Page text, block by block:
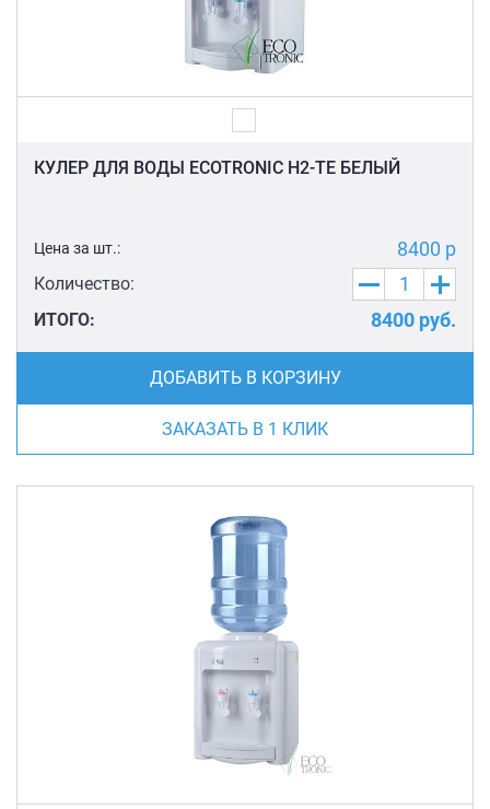
КУЛЕР ДЛЯ ВОДЫ ECOTRONIC H2-TE БЕЛЫЙ
Цена за шт.: 8400 р
Количество:
ИТОГО:
8400 руб.
ДОБАВИТЬ В КОРЗИНУ
ЗАКАЗАТЬ В 1 КЛИК